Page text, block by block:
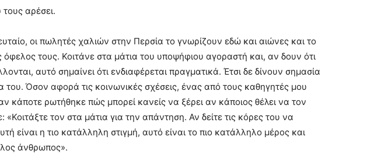
αρέσει.
οι πωλητές χαλιών στην Περσία το γνωρίζουν εδώ και αιώνες και το
όφελος τους. Κοιτάνε στα μάτια του υποψήφιου αγοραστή και, αν δουν ότι
αυτό σημαίνει ότι ενδιαφέρεται πραγματικά. Έτσι δε δίνουν σημασία
του. Όσον αφορά τις κοινωνικές σχέσεις, ένας από τους καθηγητές μου
κάποτε ρωτήθηκε πώς μπορεί κανείς να ξέρει αν κάποιος θέλει να τον
τον στα μάτια για την απάντηση. Αν δείτε τις κόρες του να
είναι η τιο κατάλληλη στιγμή, αυτό είναι το πιο κατάλληλο μέρος και
άνθρωπος».